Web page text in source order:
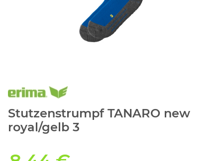
Stutzenstrumpf TANARO new
royal/gelb 3